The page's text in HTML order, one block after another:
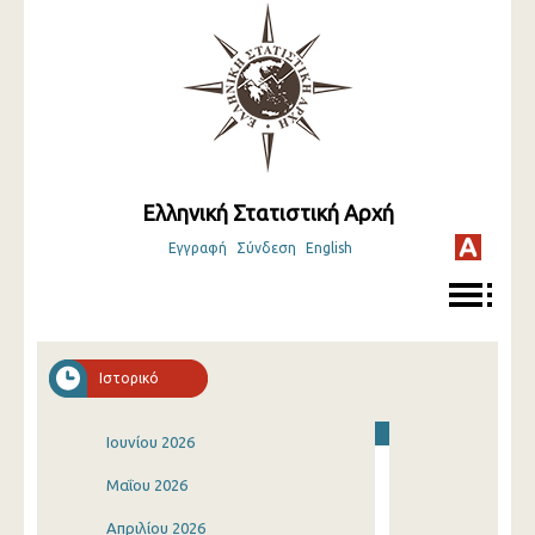
Ελληνική Στατιστική Αρχή
Εγγραφή Σύνδεση English
Ιστορικό
Ιουνίου 2026
Μαΐου 2026
Απριλίου 2026